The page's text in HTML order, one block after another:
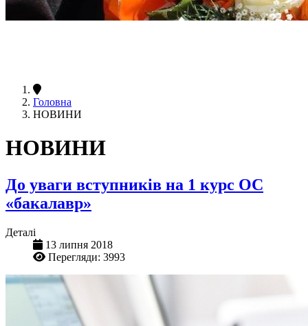
Головна
НОВИНИ
НОВИНИ
До уваги вступників на 1 курс ОС
«бакалавр»
Деталі
13 липня 2018
Перегляди: 3993